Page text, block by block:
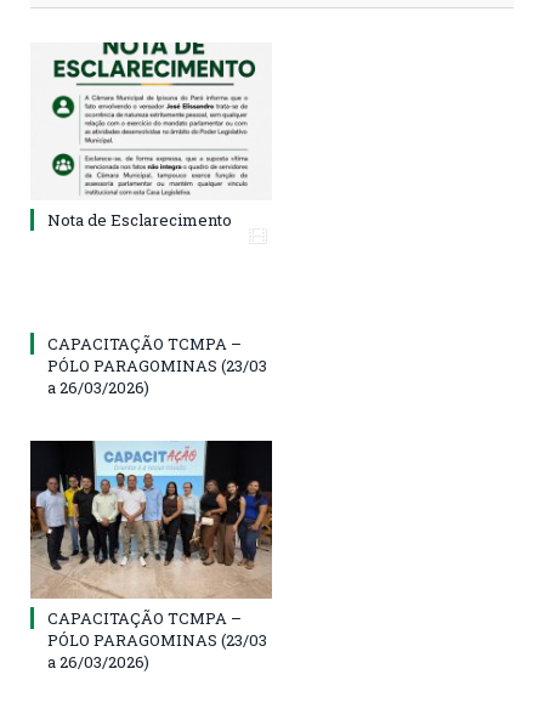
Nota de Esclarecimento
CAPACITAÇÃO TCMPA –
PÓLO PARAGOMINAS (23/03
a 26/03/2026)
CAPACITAÇÃO TCMPA –
PÓLO PARAGOMINAS (23/03
a 26/03/2026)